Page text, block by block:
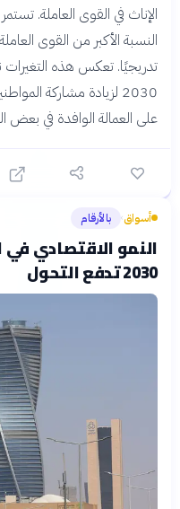
الإناث في القوى العاملة.
النسبة الأكبر من القوى
تدريجيًا. تعكس هذه التغيرات
2030 لزيادة مشاركة
على العمالة الوافدة في بعض
أسواق› بالأرقام
النمو الاقتصادي
2030 تدفع التحول